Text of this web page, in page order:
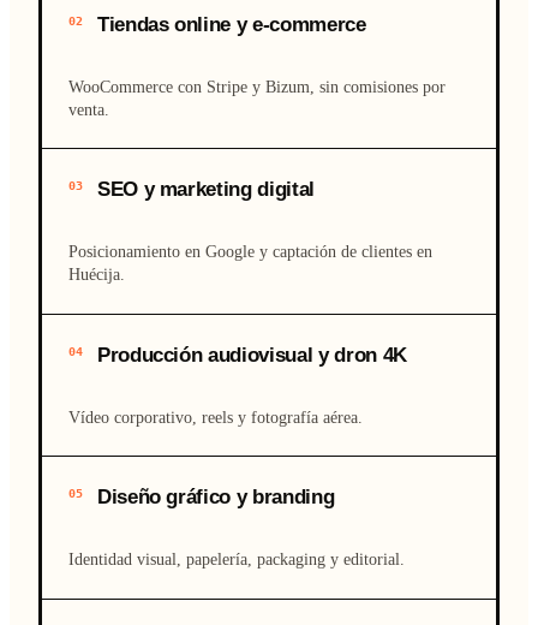
02 Tiendas online y e-commerce
WooCommerce con Stripe y Bizum, sin comisiones por
venta.
03 SEO y marketing digital
Posicionamiento en Google y captación de clientes en
Huécija.
04 Producción audiovisual y dron 4K
Vídeo corporativo, reels y fotografía aérea.
05 Diseño gráfico y branding
Identidad visual, papelería, packaging y editorial.